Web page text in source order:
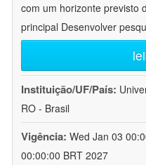
com um horizonte previsto
principal Desenvolver
Instituição/UF/País:
RO - Brasil
Vigência: Wed Jan 03
00:00:00 BRT 2027